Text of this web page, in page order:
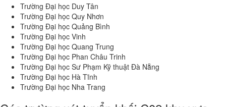
Trường Đại học Duy Tân
Trường Đại học Quy Nhơn
Trường Đại học Quảng Bình
Trường Đại học Vinh
Trường Đại học Quang Trung
Trường Đại học Phan Châu Trinh
Trường Đại học Sư Phạm Kỹ thuật Đà Nẵng
Trường Đại học Hà Tĩnh
Trường Đại học Nha Trang